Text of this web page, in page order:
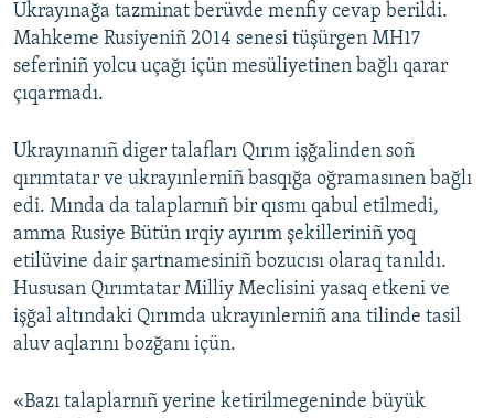
Ukrayınağa tazminat berüvde menfiy cevap berildi.
Mahkeme Rusiyeniñ 2014 senesi tüşürgen MH17
seferiniñ yolcu uçağı içün mesüliyetinen bağlı qarar
çıqarmadı.
Ukrayınanıñ diger talafları Qırım işğalinden soñ
qırımtatar ve ukrayınlerniñ basqığa oğramasınen bağlı
edi. Mında da talaplarnıñ bir qısmı qabul etilmedi,
amma Rusiye Bütün ırqiy ayırım şekilleriniñ yoq
etilüvine dair şartnamesiniñ bozucısı olaraq tanıldı.
Hususan Qırımtatar Milliy Meclisini yasaq etkeni ve
işğal altındaki Qırımda ukrayınlerniñ ana tilinde tasil
aluv aqlarını bozğanı içün.
«Bazı talaplarnıñ yerine ketirilmegeninde büyük